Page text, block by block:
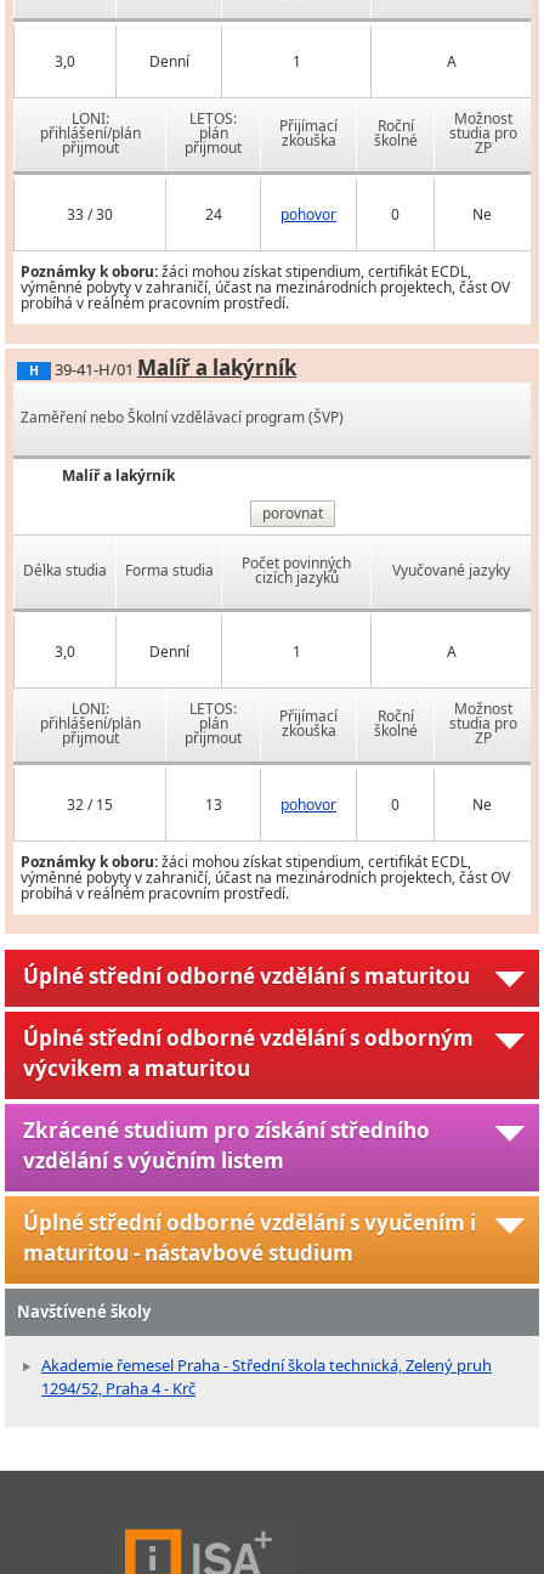
3,0 Denní 1 A
LONI:
přihlášení/plán
přijmout
LETOS:
plán
přijmout
Přijímací
zkouška
Roční
školné
Možnost
studia pro
ZP
33 / 30 24 pohovor 0 Ne
Poznámky k oboru:žáci mohou získat stipendium, certifikát ECDL,
výměnné pobyty v zahraničí, účast na mezinárodních projektech, část OV
probíhá v reálném pracovním prostředí.
H 39-41-H/01 Malíř a lakýrník
Zaměření nebo Školní vzdělávací program (ŠVP)
Malíř a lakýrník
porovnat
Délka studia Forma studia Počet povinných
cizích jazyků Vyučované jazyky
3,0 Denní 1 A
LONI:
přihlášení/plán
přijmout
LETOS:
plán
přijmout
Přijímací
zkouška
Roční
školné
Možnost
studia pro
ZP
32 / 15 13 pohovor 0 Ne
Poznámky k oboru:žáci mohou získat stipendium, certifikát ECDL,
výměnné pobyty v zahraničí, účast na mezinárodních projektech, část OV
probíhá v reálném pracovním prostředí.
Úplné střední odborné vzdělání s maturitou
Úplné střední odborné vzdělání s odborným
výcvikem a maturitou
Zkrácené studium pro získání středního
vzdělání s výučním listem
Úplné střední odborné vzdělání s vyučením i
maturitou - nástavbové studium
Navštívené školy
Akademie řemesel Praha - Střední škola technická, Zelený pruh
1294/52, Praha 4 - Krč